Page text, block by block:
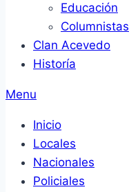
Educación
Columnistas
Clan Acevedo
Historía
Menu
Inicio
Locales
Nacionales
Policiales